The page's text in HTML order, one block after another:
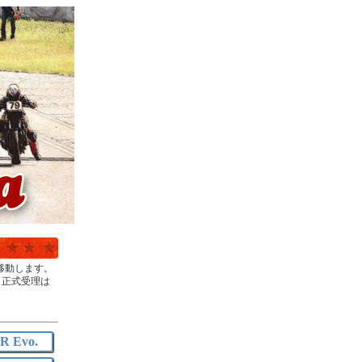
します。
式受理は
Evo.